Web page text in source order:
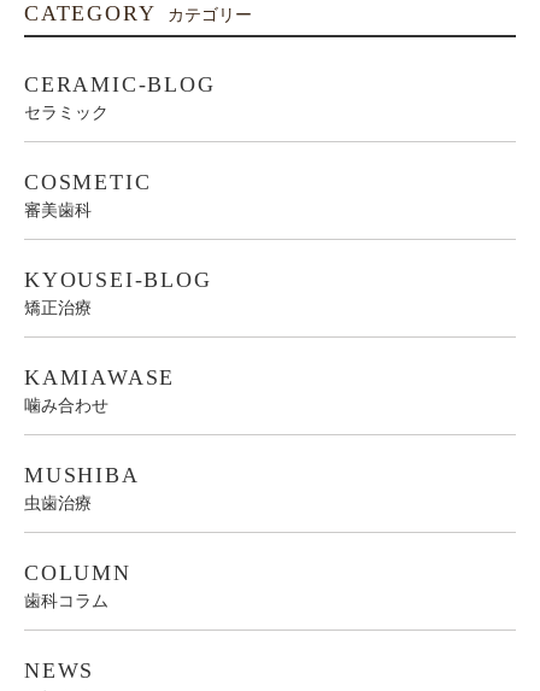
CATEGORY カテゴリー
CERAMIC-BLOG
セラミック
COSMETIC
審美歯科
KYOUSEI-BLOG
矯正治療
KAMIAWASE
噛み合わせ
MUSHIBA
虫歯治療
COLUMN
歯科コラム
NEWS